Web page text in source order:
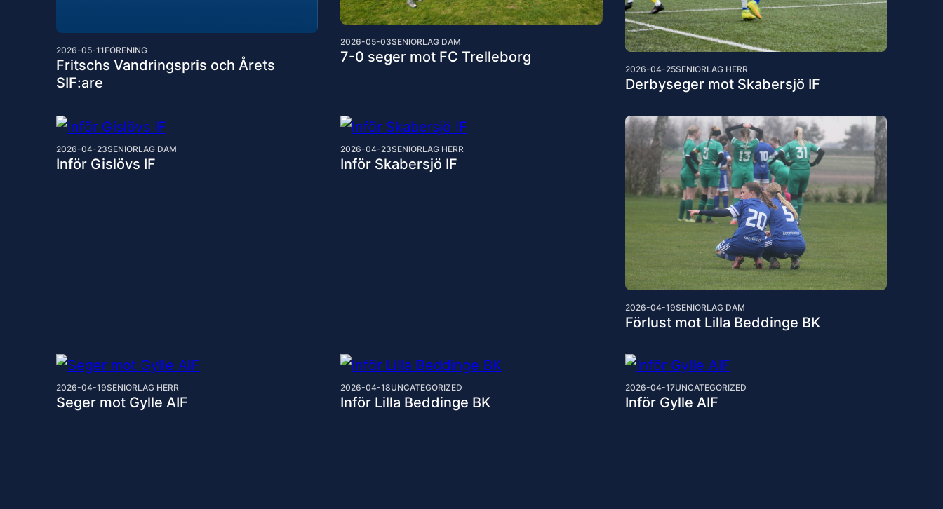
2026-05-11FÖRENING
Fritschs Vandringspris och Årets
SIF:are
2026-05-03SENIORLAG DAM
7-0 seger mot FC Trelleborg
2026-04-25SENIORLAG HERR
Derbyseger mot Skabersjö IF
2026-04-23SENIORLAG DAM
Inför Gislövs IF
2026-04-23SENIORLAG HERR
Inför Skabersjö IF
2026-04-19SENIORLAG DAM
Förlust mot Lilla Beddinge BK
2026-04-19SENIORLAG HERR
Seger mot Gylle AIF
2026-04-18UNCATEGORIZED
Inför Lilla Beddinge BK
2026-04-17UNCATEGORIZED
Inför Gylle AIF